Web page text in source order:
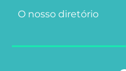
O nosso diretório